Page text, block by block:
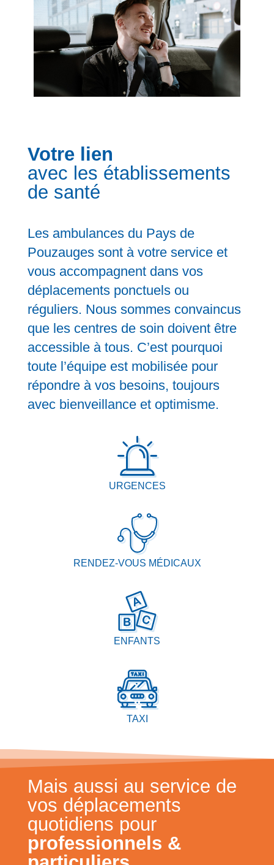
Votre lien
avec les établissements
de santé
Les ambulances du Pays de
Pouzauges sont à votre service et
vous accompagnent dans vos
déplacements ponctuels ou
réguliers. Nous sommes convaincus
que les centres de soin doivent être
accessible à tous. C’est pourquoi
toute l’équipe est mobilisée pour
répondre à vos besoins, toujours
avec bienveillance et optimisme.
URGENCES
RENDEZ-VOUS MÉDICAUX
ENFANTS
TAXI
Mais aussi au service de
vos déplacements
quotidiens pour
professionnels &